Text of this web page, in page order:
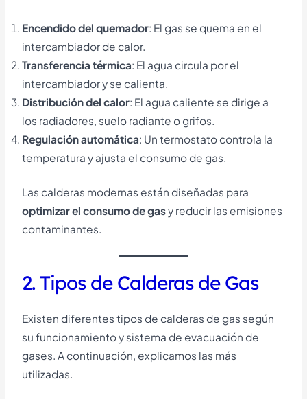
Encendido del quemador: El gas se quema en el
intercambiador de calor.
Transferencia térmica: El agua circula por el
intercambiador y se calienta.
Distribución del calor: El agua caliente se dirige a
los radiadores, suelo radiante o grifos.
Regulación automática: Un termostato controla la
temperatura y ajusta el consumo de gas.
Las calderas modernas están diseñadas para
optimizar el consumo de gasy reducir las emisiones
contaminantes.
2. Tipos de Calderas de Gas
Existen diferentes tipos de calderas de gas según
su funcionamiento y sistema de evacuación de
gases. A continuación, explicamos las más
utilizadas.